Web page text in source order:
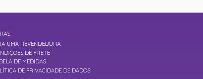
UMA REVENDEDORA
DE FRETE
DE MEDIDAS
DE PRIVACIDADE DE DADOS